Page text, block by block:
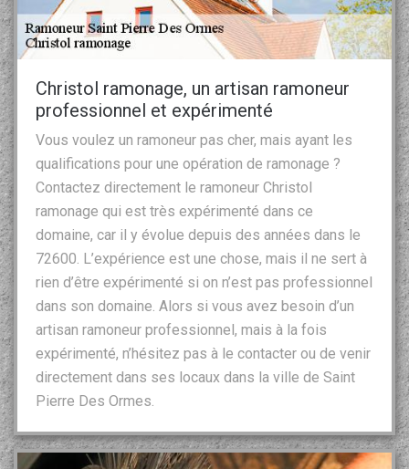
Christol ramonage, un artisan ramoneur
professionnel et expérimenté
Vous voulez un ramoneur pas cher, mais ayant les
qualifications pour une opération de ramonage ?
Contactez directement le ramoneur Christol
ramonage qui est très expérimenté dans ce
domaine, car il y évolue depuis des années dans le
72600. L’expérience est une chose, mais il ne sert à
rien d’être expérimenté si on n’est pas professionnel
dans son domaine. Alors si vous avez besoin d’un
artisan ramoneur professionnel, mais à la fois
expérimenté, n’hésitez pas à le contacter ou de venir
directement dans ses locaux dans la ville de Saint
Pierre Des Ormes.